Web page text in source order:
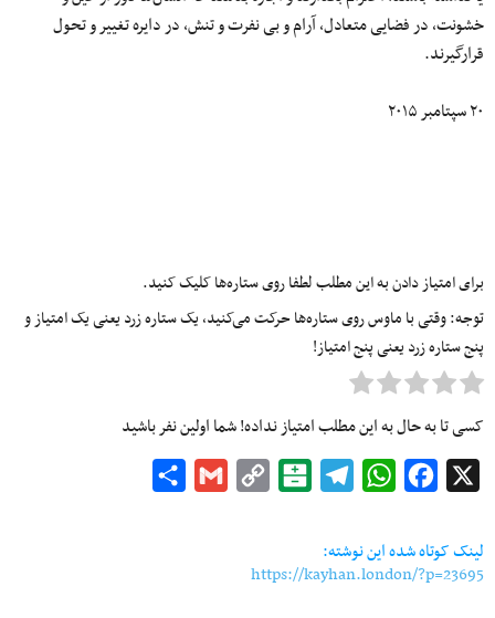
خشونت، در فضایی متعادل، آرام و بی نفرت و تنش، در دایره‌ تغییر و تحول
قرارگیرند.
۲۰ سپتامبر ۲۰۱۵
برای امتیاز دادن به این مطلب لطفا روی ستاره‌ها کلیک کنید.
توجه: وقتی با ماوس روی ستاره‌ها حرکت می‌کنید، یک ستاره زرد یعنی یک امتیاز و
پنج ستاره زرد یعنی پنج امتیاز!
کسی تا به حال به این مطلب امتیاز نداده! شما اولین نفر باشید
Facebook
WhatsApp
Telegram
Balatarin
Copy
Gmail
لینک کوتاه شده این نوشته:
https://kayhan.london/?p=23695